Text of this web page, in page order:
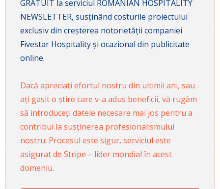
GRATUIT la serviciul ROMANIAN HOSPITALITY
NEWSLETTER, susținând costurile proiectului
exclusiv din creșterea notorietății companiei
Fivestar Hospitality și ocazional din publicitate
online.
Dacă apreciați efortul nostru din ultimii ani, sau
ați gasit o știre care v-a adus beneficii, vă rugăm
să introduceți datele necesare mai jos pentru a
contribui la susținerea profesionalismului
nostru. Procesul este sigur, serviciul este
asigurat de Stripe – lider mondial în acest
domeniu.